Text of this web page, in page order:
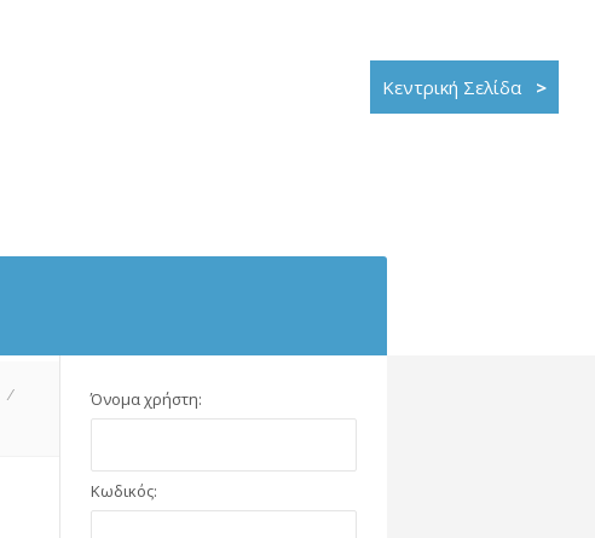
Κεντρική Σελίδα >
⁄
Όνομα χρήστη:
Κωδικός: